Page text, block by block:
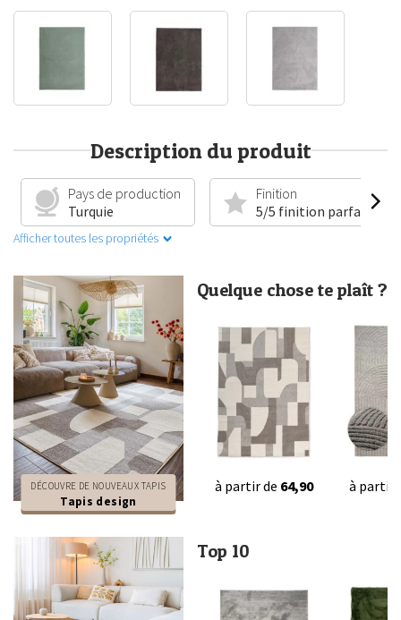
Description du produit
Pays de production
Turquie
Finition
5/5 finition parfaite
Afficher toutes les propriétés
DÉCOUVRE DE NOUVEAUX TAPIS
Tapis design
Quelque chose te plaît ?
à partir de 64,90 à partir
Top 10